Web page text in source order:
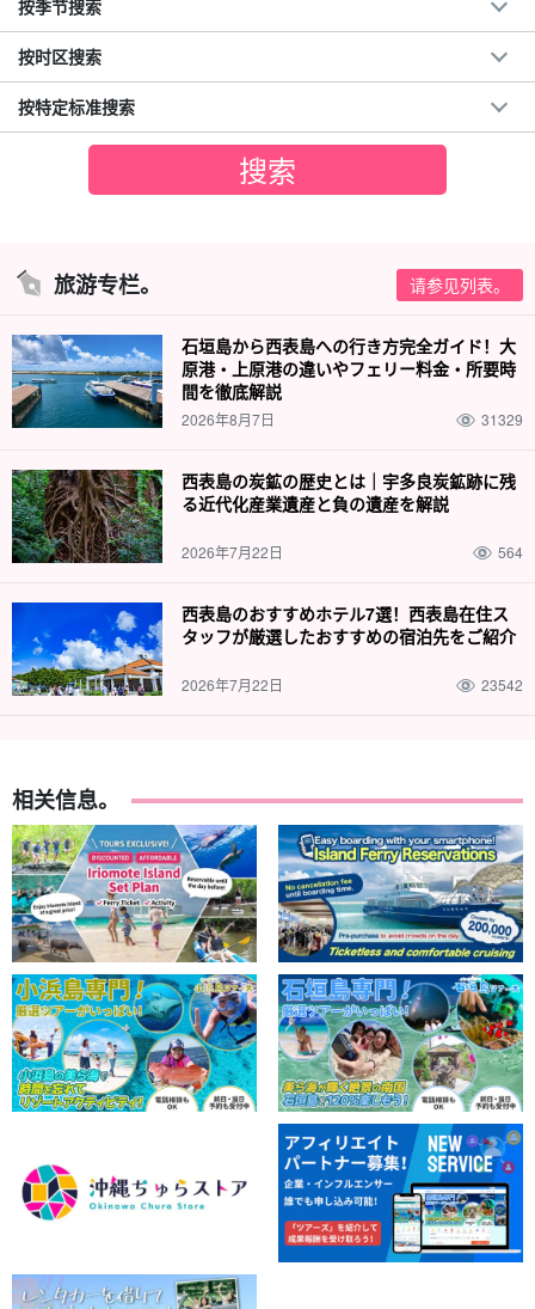
按季节搜索
按时区搜索
按特定标准搜索
旅游专栏。 请参见列表。
石垣島から西表島への行き方完全ガイド！大
原港・上原港の違いやフェリー料金・所要時
間を徹底解説
2026年8月7日 31329
西表島の炭鉱の歴史とは｜宇多良炭鉱跡に残
る近代化産業遺産と負の遺産を解説
2026年7月22日 564
西表島のおすすめホテル7選！西表島在住ス
タッフが厳選したおすすめの宿泊先をご紹介
2026年7月22日 23542
相关信息。